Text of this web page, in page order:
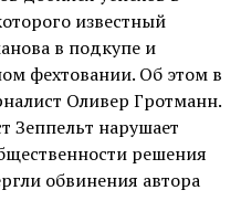
известный
в подкупе и
фехтовании. Об этом в
Оливер Гротманн.
Зеппельт нарушает
решения
обвинения автора